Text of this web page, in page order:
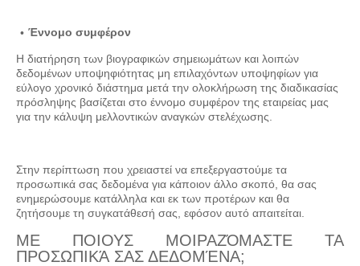
Έννομο συμφέρον
Η διατήρηση των βιογραφικών σημειωμάτων και λοιπών
δεδομένων υποψηφιότητας μη επιλαχόντων υποψηφίων για
εύλογο χρονικό διάστημα μετά την ολοκλήρωση της διαδικασίας
πρόσληψης βασίζεται στο έννομο συμφέρον της εταιρείας μας
για την κάλυψη μελλοντικών αναγκών στελέχωσης.
Στην περίπτωση που χρειαστεί να επεξεργαστούμε τα
προσωπικά σας δεδομένα για κάποιον άλλο σκοπό, θα σας
ενημερώσουμε κατάλληλα και εκ των προτέρων και θα
ζητήσουμε τη συγκατάθεσή σας, εφόσον αυτό απαιτείται.
ΜΕ ΠΟΙΟΥΣ ΜΟΙΡΑΖΌΜΑΣΤΕ ΤΑ
ΠΡΟΣΩΠΙΚΆ ΣΑΣ ΔΕΔΟΜΈΝΑ;